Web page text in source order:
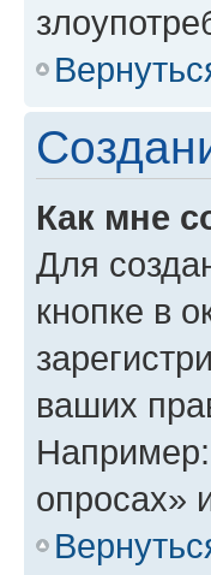
Как мне
Для
кнопке в
ваших
опросах»